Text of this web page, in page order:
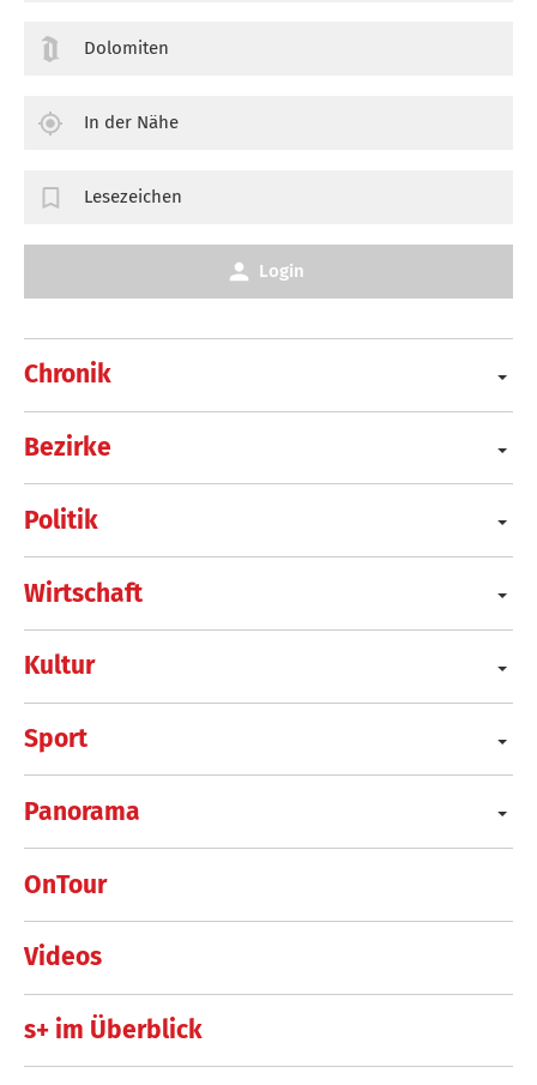
Chronik
Bezirke
Politik
Wirtschaft
Kultur
Sport
Panorama
OnTour
Videos
s+ im Überblick
Dolomiten
In der Nähe
Lesezeichen
Login